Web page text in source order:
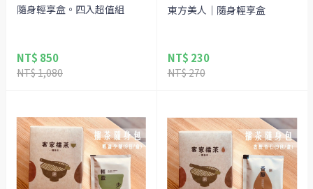
隨身輕享盒。四入超值組
NT$ 850
NT$ 1,080
東方美人｜隨身輕享盒
NT$ 230
NT$ 270